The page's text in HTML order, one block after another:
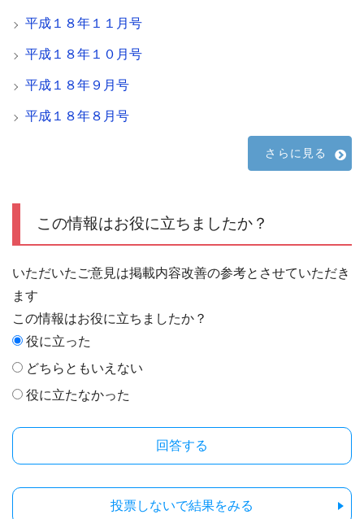
平成１８年１１月号
平成１８年１０月号
平成１８年９月号
平成１８年８月号
さらに見る
この情報はお役に立ちましたか？
いただいたご意見は掲載内容改善の参考とさせていただき
ます
この情報はお役に立ちましたか？
役に立った
どちらともいえない
役に立たなかった
投票しないで結果をみる